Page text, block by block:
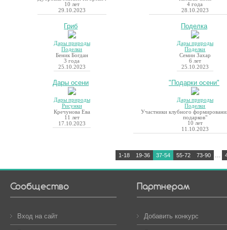
10 лет
29.10.2023
4 года
28.10.2023
Гриб
Дары природы
Поделки
Беник Богдан
3 года
25.10.2023
Поделка
Дары природы
Поделки
Семин Захар
6 лет
25.10.2023
Дары осени
Дары природы
Рисунки
Кречунова Ева
11 лет
17.10.2023
"Подарки осени"
Дары природы
Поделки
Участники клубного
подарков"
10 лет
11.10.2023
1-18 19-36 37-54 55-72 73-90 ...
Сообщество
Вход на сайт
Партнерам
Добавить конкурс